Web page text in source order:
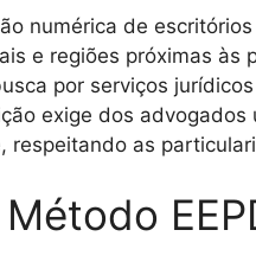
numérica de
e regiões próximas
por serviços
exige dos
respeitando as